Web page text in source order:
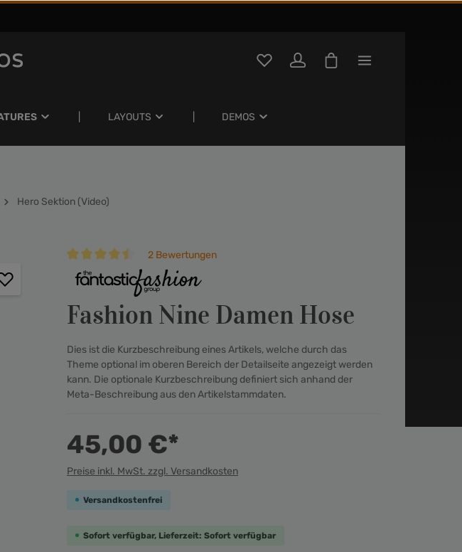
LAYOUTS DEMOS
Hero Sektion (Video)
Durchschnittliche Bewertung von 4.5 von 5 Sternen
2 Bewertungen
Fashion Nine Damen Hose
Dies ist die Kurzbeschreibung eines Artikels, welche durch das
Theme optional im oberen Bereich der Detailseite angezeigt werden
kann. Die optionale Kurzbeschreibung definiert sich anhand der
Meta-Beschreibung aus den Artikelstammdaten.
45,00 €*
Preise inkl. MwSt. zzgl. Versandkosten
Versandkostenfrei
Sofort verfügbar, Lieferzeit: Sofort verfügbar